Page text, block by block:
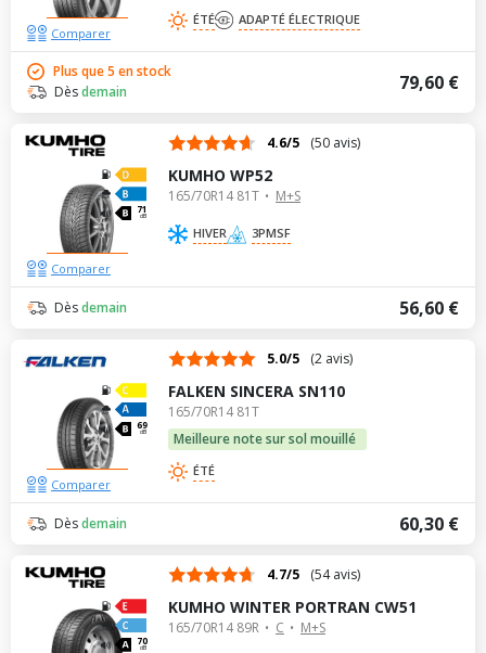
ÉTÉ ADAPTÉ ÉLECTRIQUE
79,60 €
Plus que 5 en stock
Dèsdemain
Comparer
71
dB
4.6/5 (50 avis)
KUMHO WP52
165/70R14 81T M+S
HIVER 3PMSF
56,60 €
Dèsdemain
Comparer
69
dB
5.0/5 (2 avis)
FALKEN SINCERA SN110
165/70R14 81T
Meilleure note sur sol mouillé
ÉTÉ
60,30 €
Dèsdemain
Comparer
70
dB
4.7/5 (54 avis)
KUMHO WINTER PORTRAN CW51
165/70R14 89R C M+S